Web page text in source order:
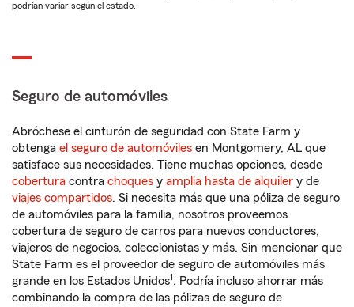
podrían variar según el estado.
Seguro de automóviles
Abróchese el cinturón de seguridad con State Farm y
obtenga el seguro de automóviles en Montgomery, AL que
satisface sus necesidades. Tiene muchas opciones, desde
cobertura contra choques y amplia hasta de alquiler y de
viajes compartidos. Si necesita más que una póliza de seguro
de automóviles para la familia, nosotros proveemos
cobertura de seguro de carros para nuevos conductores,
viajeros de negocios, coleccionistas y más. Sin mencionar que
State Farm es el proveedor de seguro de automóviles más
grande en los Estados Unidos1 . Podría incluso ahorrar más
combinando la compra de las pólizas de seguro de